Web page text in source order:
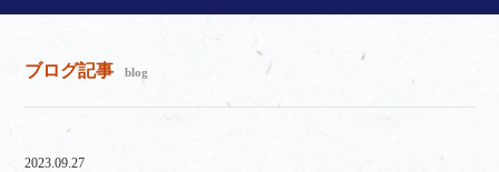
ブログ記事 blog
2023.09.27